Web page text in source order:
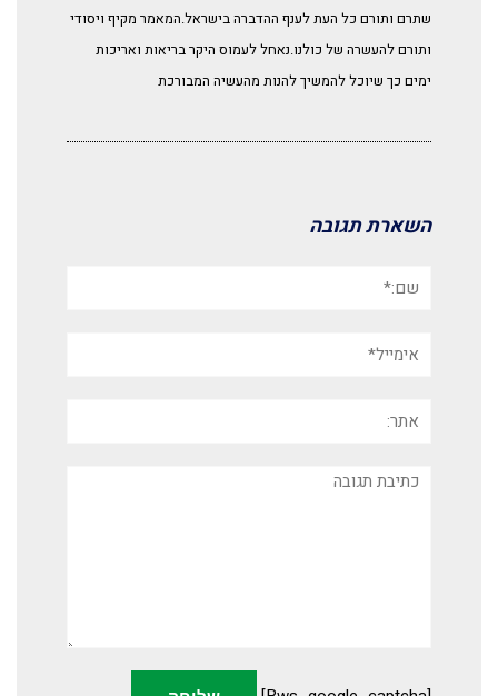
שתרם ותורם כל העת לענף ההדברה בישראל.המאמר מקיף ויסודי
ותורם להעשרה של כולנו.נאחל לעמוס היקר בריאות ואריכות
ימים כך שיוכל להמשיך להנות מהעשיה המבורכת
השארת תגובה
תגובה